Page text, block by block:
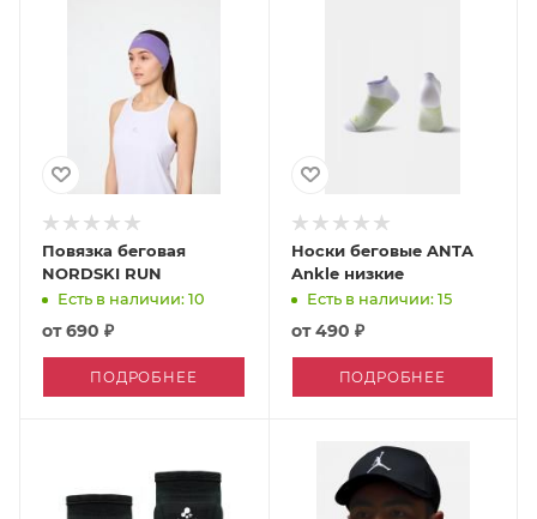
Повязка беговая
NORDSKI RUN
Есть в наличии: 10
от690 ₽
ПОДРОБНЕЕ
Носки беговые ANTA
Ankle низкие
Есть в наличии: 15
от490 ₽
ПОДРОБНЕЕ